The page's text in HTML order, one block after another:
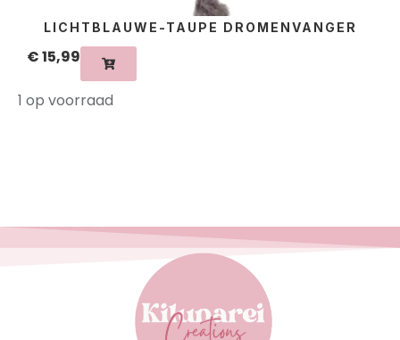
LICHTBLAUWE-TAUPE DROMENVANGER
€15,99
1 op voorraad